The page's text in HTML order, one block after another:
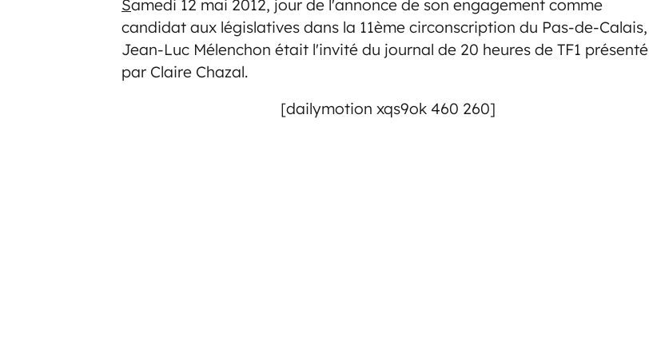
Samedi 12 mai 2012, jour de l'annonce de son engagement comme
candidat aux législatives dans la 11ème circonscription du Pas-de-Calais,
Jean-Luc Mélenchon était l'invité du journal de 20 heures de TF1 présenté
par Claire Chazal.
[dailymotion xqs9ok 460 260]